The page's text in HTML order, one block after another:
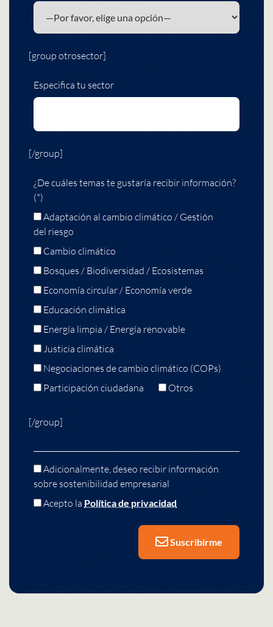
[group otrosector]
Especifica tu sector
[/group]
¿De cuáles temas te gustaría recibir información?
(*)
Adaptación al cambio climático / Gestión
del riesgo
Cambio climático
Bosques / Biodiversidad / Ecosistemas
Economía circular / Economía verde
Educación climática
Energía limpia / Energía renovable
Justicia climática
Negociaciones de cambio climático (COPs)
Participación ciudadana
Otros
[/group]
Adicionalmente, deseo recibir información
sobre sostenibilidad empresarial
Acepto la Política de privacidad
Suscribirme